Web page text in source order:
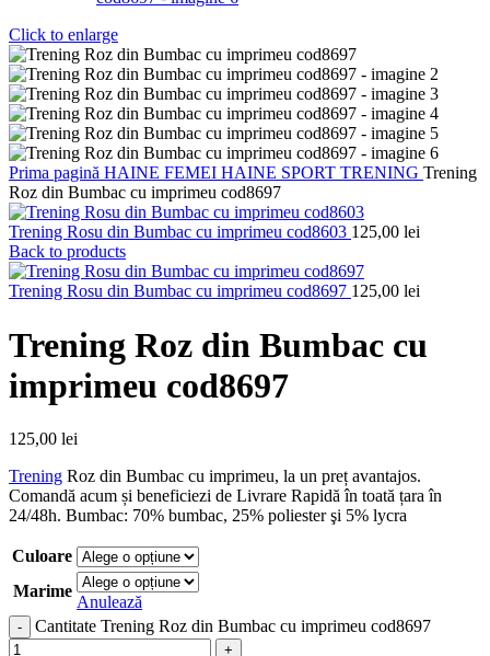
Click to enlarge
Prima pagină HAINE FEMEI HAINE SPORT TRENING Trening
Roz din Bumbac cu imprimeu cod8697
Trening Rosu din Bumbac cu imprimeu cod8603 125,00 lei
Back to products
Trening Rosu din Bumbac cu imprimeu cod8697 125,00 lei
Trening Roz din Bumbac cu
imprimeu cod8697
125,00 lei
Trening Roz din Bumbac cu imprimeu, la un preț avantajos.
Comandă acum și beneficiezi de Livrare Rapidă în toată țara în
24/48h. Bumbac: 70% bumbac, 25% poliester şi 5% lycra
Culoare
Marime
Anulează
Cantitate Trening Roz din Bumbac cu imprimeu cod8697